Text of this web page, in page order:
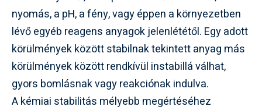
nyomás, a pH, a fény, vagy éppen a környezetben
lévő egyéb reagens anyagok jelenlététől. Egy adott
körülmények között stabilnak tekintett anyag más
körülmények között rendkívül instabillá válhat,
gyors bomlásnak vagy reakciónak indulva.
A kémiai stabilitás mélyebb megértéséhez